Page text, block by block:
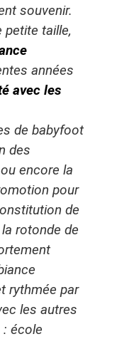
souvenir.
taille,
années
avec les
de babyfoot
des
encore la
pour
de
rotonde de
rythmée par
les autres
école